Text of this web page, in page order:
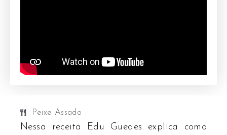
Peixe Assado
Nessa receita Edu Guedes explica como